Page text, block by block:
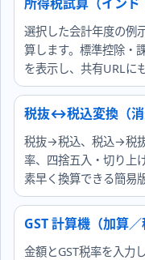
選択した会計年度の例
算します。標準控除・
を表示し、共有URLに
税抜↔税込変換（消
税抜→税込、税込→税
率、四捨五入・切り上
素早く換算できる簡易
GST 計算機（加算／
金額とGST税率を入力